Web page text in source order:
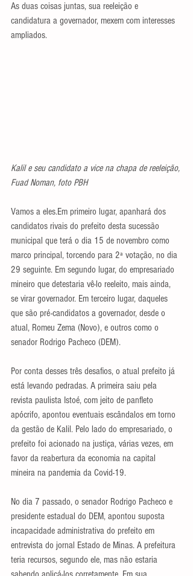
As duas coisas juntas, sua reeleição e
candidatura a governador, mexem com interesses
ampliados.
Kalil e seu candidato a vice na chapa de reeleição,
Fuad Noman, foto PBH
Vamos a eles.Em primeiro lugar, apanhará dos
candidatos rivais do prefeito desta sucessão
municipal que terá o dia 15 de novembro como
marco principal, torcendo para 2ª votação, no dia
29 seguinte. Em segundo lugar, do empresariado
mineiro que detestaria vê-lo reeleito, mais ainda,
se virar governador. Em terceiro lugar, daqueles
que são pré-candidatos a governador, desde o
atual, Romeu Zema (Novo), e outros como o
senador Rodrigo Pacheco (DEM).
Por conta desses três desafios, o atual prefeito já
está levando pedradas. A primeira saiu pela
revista paulista Istoé, com jeito de panfleto
apócrifo, apontou eventuais escândalos em torno
da gestão de Kalil. Pelo lado do empresariado, o
prefeito foi acionado na justiça, várias vezes, em
favor da reabertura da economia na capital
mineira na pandemia da Covid-19.
No dia 7 passado, o senador Rodrigo Pacheco e
presidente estadual do DEM, apontou suposta
incapacidade administrativa do prefeito em
entrevista do jornal Estado de Minas. A prefeitura
teria recursos, segundo ele, mas não estaria